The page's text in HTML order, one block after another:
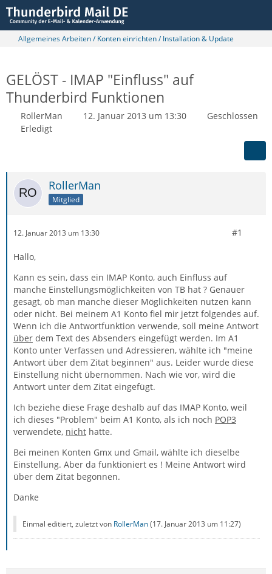
Allgemeines Arbeiten / Konten einrichten / Installation & Update
GELÖST - IMAP "Einfluss" auf
Thunderbird Funktionen
RollerMan 12. Januar 2013 um 13:30
Geschlossen
Erledigt
RollerMan
Mitglied
12. Januar 2013 um 13:30 #1
Hallo,
Kann es sein, dass ein IMAP Konto, auch Einfluss auf
manche Einstellungsmöglichkeiten von TB hat ? Genauer
gesagt, ob man manche dieser Möglichkeiten nutzen kann
oder nicht. Bei meinem A1 Konto fiel mir jetzt folgendes auf.
Wenn ich die Antwortfunktion verwende, soll meine Antwort
über dem Text des Absenders eingefügt werden. Im A1
Konto unter Verfassen und Adressieren, wählte ich "meine
Antwort über dem Zitat beginnen" aus. Leider wurde diese
Einstellung nicht übernommen. Nach wie vor, wird die
Antwort unter dem Zitat eingefügt.
Ich beziehe diese Frage deshalb auf das IMAP Konto, weil
ich dieses "Problem" beim A1 Konto, als ich noch POP3
verwendete, nicht hatte.
Bei meinen Konten Gmx und Gmail, wählte ich dieselbe
Einstellung. Aber da funktioniert es ! Meine Antwort wird
über dem Zitat begonnen.
Danke
Einmal editiert, zuletzt von RollerMan(17. Januar 2013 um 11:27)